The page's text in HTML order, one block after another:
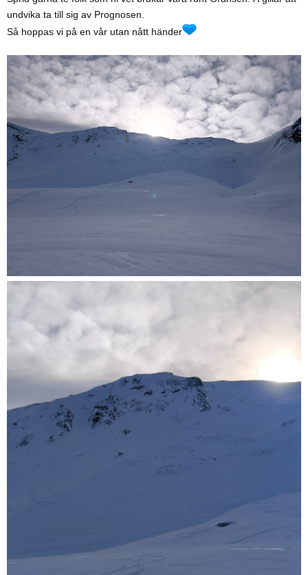
undvika ta till sig av Prognosen.
Så hoppas vi på en vår utan nått händer